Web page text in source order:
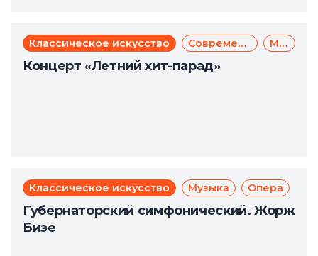
Классическое искусство Современное искусство Музыка
Концерт «Летний хит-парад»
Классическое искусство Музыка Опера
Губернаторский симфонический. Жорж
Бизе